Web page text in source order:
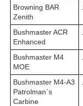
Browning BAR
Zenith
Bushmaster ACR
Enhanced
Bushmaster M4
MOE
Bushmaster M4-A3
Patrolman`s
Carbine